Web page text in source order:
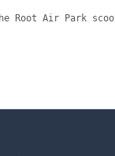
Root Air Park